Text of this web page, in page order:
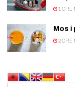
1 ORË
Mos i
2 ORË